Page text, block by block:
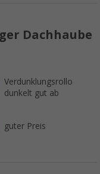
Dachhaube
Verdunklungsrollo
dunkelt gut ab
guter Preis